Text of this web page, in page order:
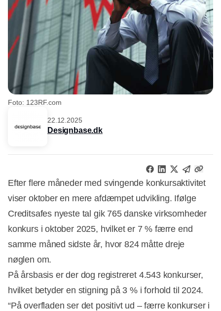
Foto: 123RF.com
22.12.2025
Designbase.dk
Efter flere måneder med svingende konkursaktivitet
viser oktober en mere afdæmpet udvikling. Ifølge
Creditsafes nyeste tal gik 765 danske virksomheder
konkurs i oktober 2025, hvilket er 7 % færre end
samme måned sidste år, hvor 824 måtte dreje
nøglen om.
På årsbasis er der dog registreret 4.543 konkurser,
hvilket betyder en stigning på 3 % i forhold til 2024.
“På overfladen ser det positivt ud – færre konkurser i